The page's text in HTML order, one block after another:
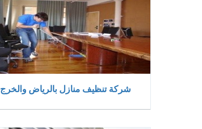
شركة تنظيف منازل بالرياض والخرج